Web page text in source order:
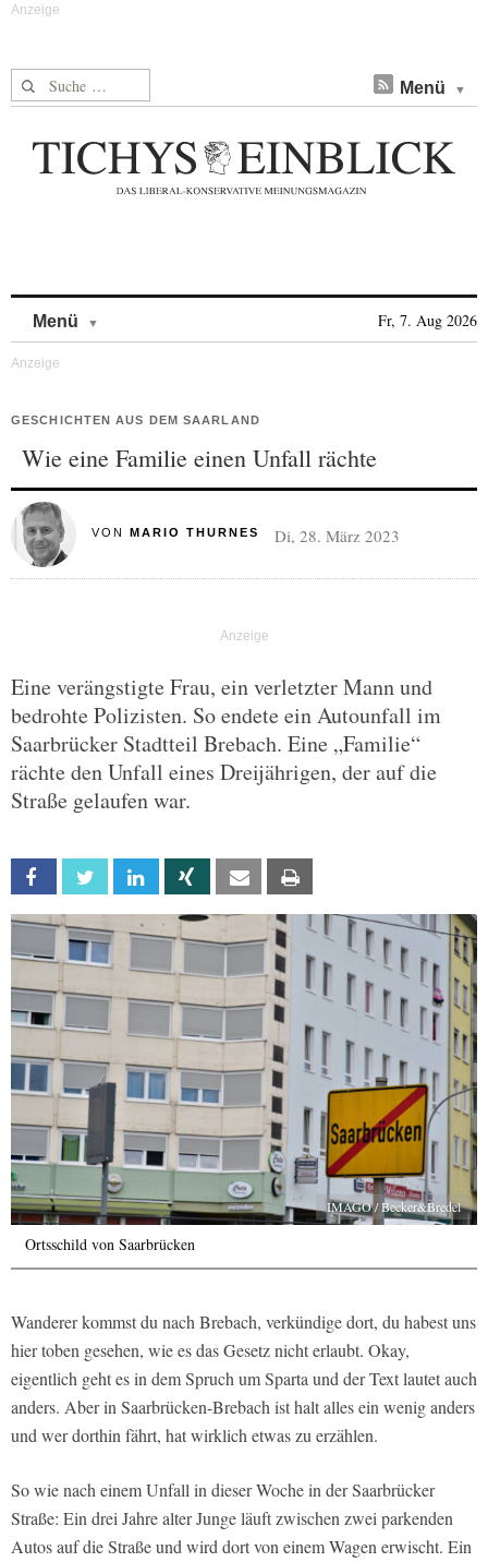
Suche nach: Menü
Menü Fr, 7. Aug 2026
GESCHICHTEN AUS DEM SAARLAND
Wie eine Familie einen Unfall rächte
VON MARIO THURNES Di, 28. März 2023
Eine verängstigte Frau, ein verletzter Mann und
bedrohte Polizisten. So endete ein Autounfall im
Saarbrücker Stadtteil Brebach. Eine „Familie“
rächte den Unfall eines Dreijährigen, der auf die
Straße gelaufen war.
Facebook Twitter Linkedin Xing Email
IMAGO / Becker&Bredel
Ortsschild von Saarbrücken
Wanderer kommst du nach Brebach, verkündige dort, du habest uns
hier toben gesehen, wie es das Gesetz nicht erlaubt. Okay,
eigentlich geht es in dem Spruch um Sparta und der Text lautet auch
anders. Aber in Saarbrücken-Brebach ist halt alles ein wenig anders
und wer dorthin fährt, hat wirklich etwas zu erzählen.
So wie nach einem Unfall in dieser Woche in der Saarbrücker
Straße: Ein drei Jahre alter Junge läuft zwischen zwei parkenden
Autos auf die Straße und wird dort von einem Wagen erwischt. Ein